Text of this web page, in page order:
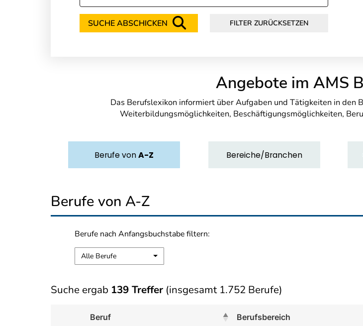
SUCHE ABSCHICKEN FILTER ZURÜCKSETZEN
Angebote im AMS
Das Berufslexikon informiert über Aufgaben und Tätigkeiten in den
Weiterbildungsmöglichkeiten, Beschäftigungsmöglichkeiten,
BerufevonA-Z Bereiche/Branchen
Berufe von A-Z
Berufe nach Anfangsbuchstabe filtern:
Alle Berufe
Suche ergab 139 Treffer (insgesamt 1.752 Berufe)
Beruf Berufsbereich